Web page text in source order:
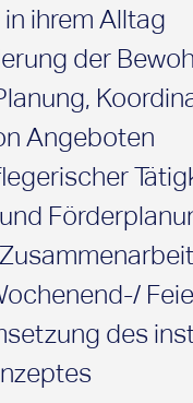
ihrem Alltag
der
Angeboten
des